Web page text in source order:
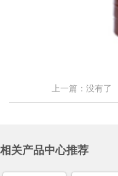
上一篇：没有了
相关产品中心推荐